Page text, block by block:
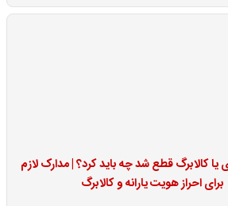
یا کالابرگ قطع شد چه باید کرد؟ | مدارک لازم
برای احراز هویت یارانه و کالابرگ